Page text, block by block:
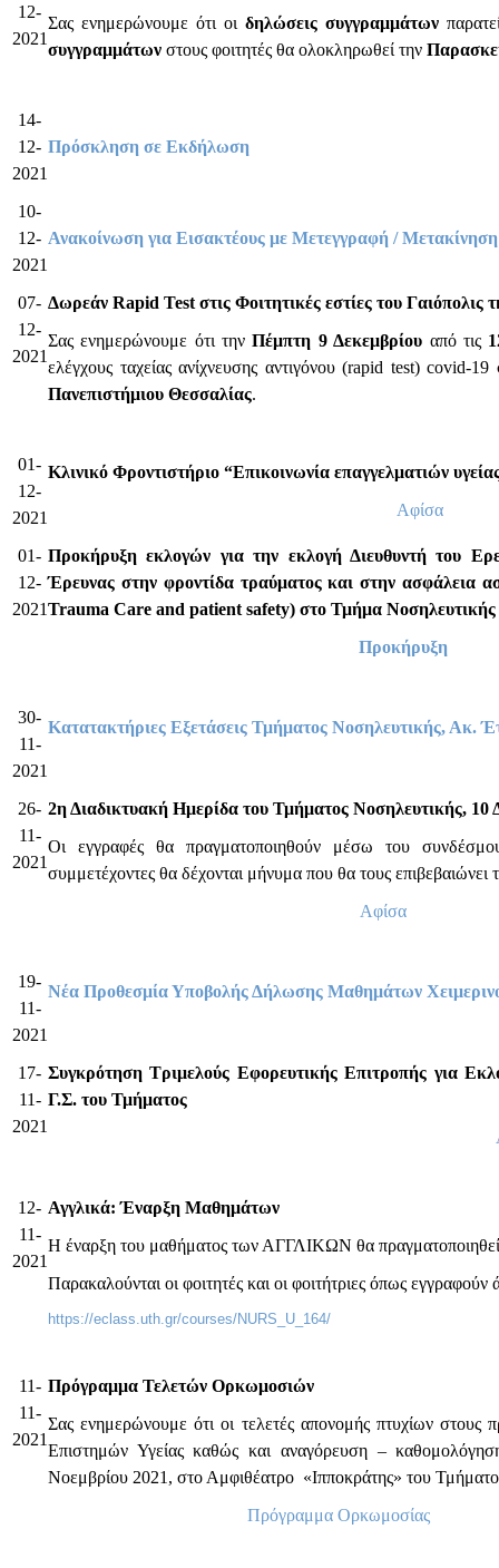
12-
2021
Σας ενημερώνουμε ότι οιδηλώσεις συγγραμμάτων
συγγραμμάτων στους φοιτητές θα ολοκληρωθεί την
14-
12-
2021
Πρόσκληση σε Εκδήλωση
10-
12-
2021
Ανακοίνωση για Εισακτέους με Μετεγγραφή / Μετακίνηση
07-
12-
2021
Δωρεάν Rapid Test στις Φοιτητικές εστίες του Γαιόπολις
Σας ενημερώνουμε ότι τηνΠέμπτη 9 Δεκεμβρίου από τις
ελέγχους ταχείας ανίχνευσης αντιγόνου (rapid test) covid-19
Πανεπιστήμιου Θεσσαλίας.
01-
12-
2021
Kλινικό Φροντιστήριο “Επικοινωνία επαγγελματιών
Αφίσα
01-
12-
2021
Προκήρυξη εκλογών για την εκλογή Διευθυντή του
Έρευνας στην φροντίδα τραύματος και στην
Trauma Care and patient safety) στο Τμήμα Νοσηλευτικής
Προκήρυξη
30-
11-
2021
Κατατακτήριες Εξετάσεις Τμήματος Νοσηλευτικής, Ακ.
26-
11-
2021
2η Διαδικτυακή Ημερίδα του Τμήματος Νοσηλευτικής, 10
Οι εγγραφές θα πραγματοποιηθούν μέσω του
συμμετέχοντες θα δέχονται μήνυμα που θα τους επιβεβαιώνει
Αφίσα
19-
11-
2021
Νέα Προθεσμία Υποβολής Δήλωσης Μαθημάτων
17-
11-
2021
Συγκρότηση Τριμελούς Εφορευτικής Επιτροπής για
Γ.Σ. του Τμήματος
12-
11-
2021
Αγγλικά: Έναρξη Μαθημάτων
Η έναρξη του μαθήματος των ΑΓΓΛΙΚΩΝ θα
Παρακαλούνται οι φοιτητές και οι φοιτήτριες όπως
https://eclass.uth.gr/courses/NURS_U_164/
11-
11-
2021
Πρόγραμμα Τελετών Ορκωμοσιών
Σας ενημερώνουμε ότι οι τελετές απονομής πτυχίων στους
Επιστημών Υγείας καθώς και αναγόρευση –
Νοεμβρίου 2021, στο Αμφιθέατρο «Ιπποκράτης» του
Πρόγραμμα Ορκωμοσίας